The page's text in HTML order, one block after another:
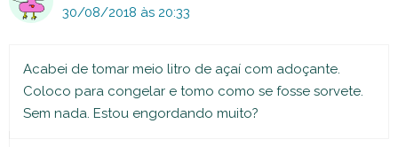
30/08/2018 às 20:33
Acabei de tomar meio litro de açaí com adoçante.
Coloco para congelar e tomo como se fosse sorvete.
Sem nada. Estou engordando muito?